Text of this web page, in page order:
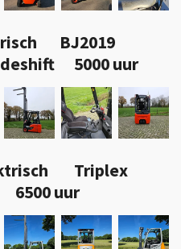
BJ2019
5000 uur
Triplex
uur